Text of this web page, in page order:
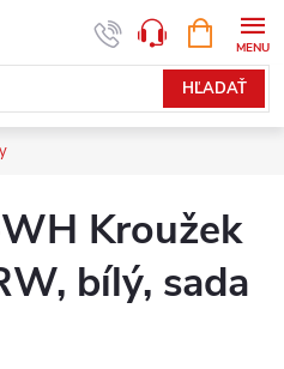
HĽADAŤ
KOŠÍK
Kroužek
bílý, sada